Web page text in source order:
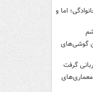
اما و
گوشی‌های